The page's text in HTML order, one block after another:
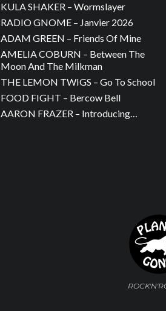
KULA SHAKER – Wormslayer
RADIO GNOME – Janvier 2026
ADAM GREEN – Friends Of Mine
AMELIA COBURN – Between The
Moon And The Milkman
THE LEMON TWIGS – Go To School
FOOD FIGHT – Bercow Bell
AARON FRAZER – Introducing…